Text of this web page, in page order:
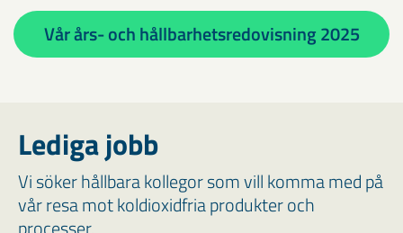
Vår års- och hållbarhetsredovisning 2025
Lediga jobb
Vi söker hållbara kollegor som vill komma med på
vår resa mot koldioxidfria produkter och